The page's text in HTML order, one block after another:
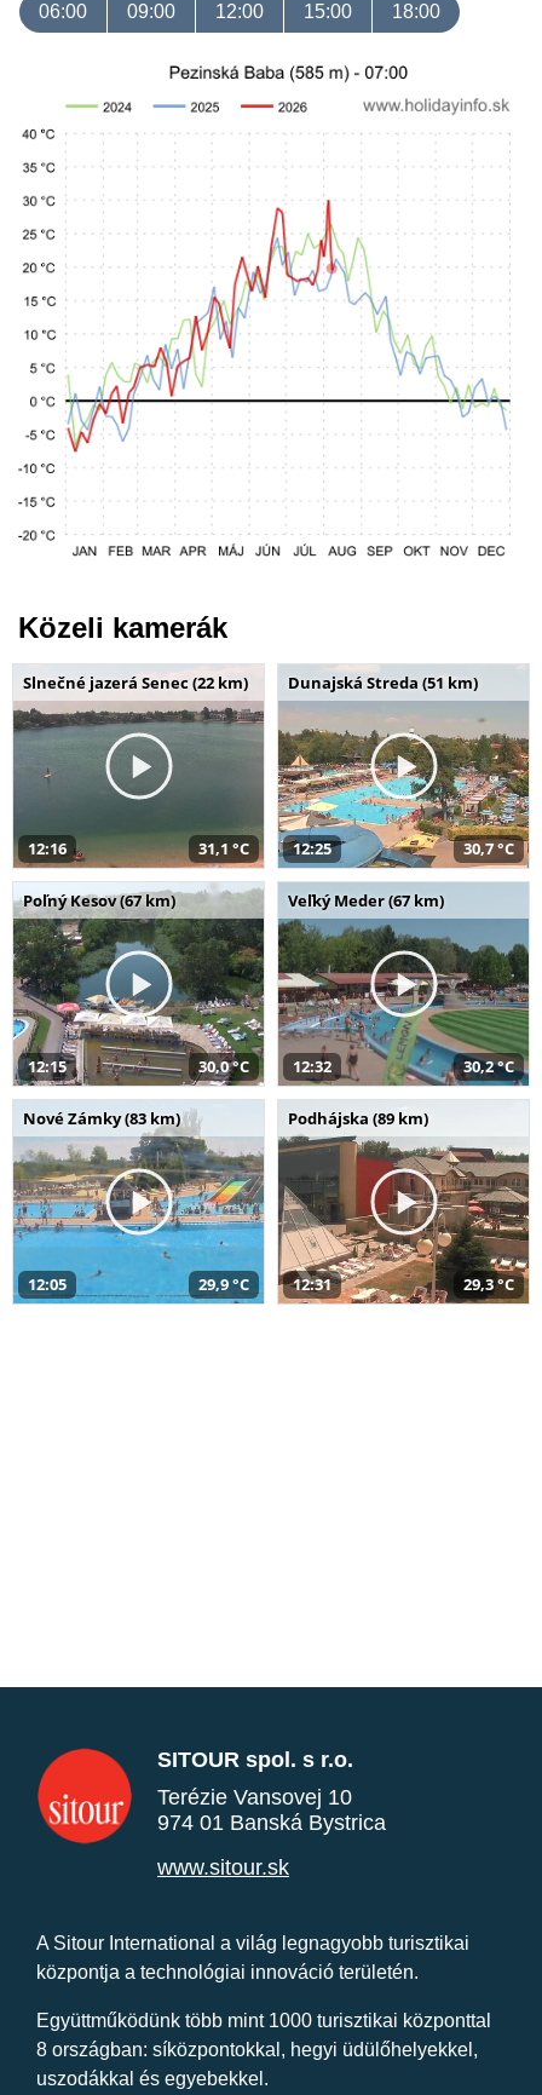
06:00 09:00 12:00 15:00 18:00
Közeli kamerák
Slnečné jazerá Senec (22 km)
12:16 31,1 °C
Dunajská Streda (51 km)
12:25 30,7 °C
Poľný Kesov (67 km)
12:15 30,0 °C
Veľký Meder (67 km)
12:32 30,2 °C
Nové Zámky (83 km)
12:05 29,9 °C
Podhájska (89 km)
12:31 29,3 °C
SITOUR spol. s r.o.
Terézie Vansovej 10
974 01 Banská Bystrica
www.sitour.sk
A Sitour International a világ legnagyobb turisztikai
központja a technológiai innováció területén.
Együttműködünk több mint 1000 turisztikai központtal
8 országban: síközpontokkal, hegyi üdülőhelyekkel,
uszodákkal és egyebekkel.